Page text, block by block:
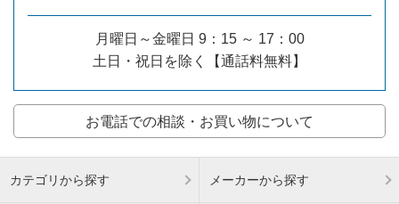
月曜日～金曜日 9：15 ～ 17：00
土日・祝日を除く【通話料無料】
お電話での相談・お買い物について
カテゴリから探す メーカーから探す